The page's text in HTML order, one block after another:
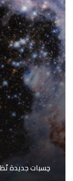
حِسبات جديدة